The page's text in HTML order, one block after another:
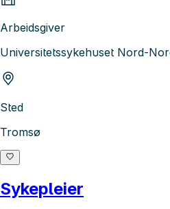
Arbeidsgiver
Universitetssykehuset Nord-
Sted
Tromsø
Sykepleier